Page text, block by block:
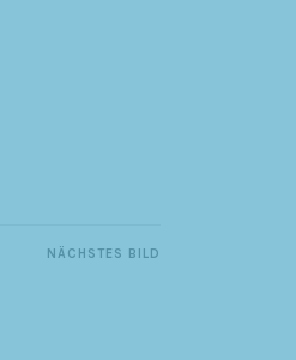
NÄCHSTES BILD